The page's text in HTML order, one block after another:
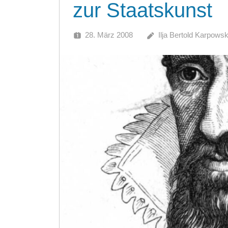
zur Staatskunst
28. März 2008 Ilja Bertold